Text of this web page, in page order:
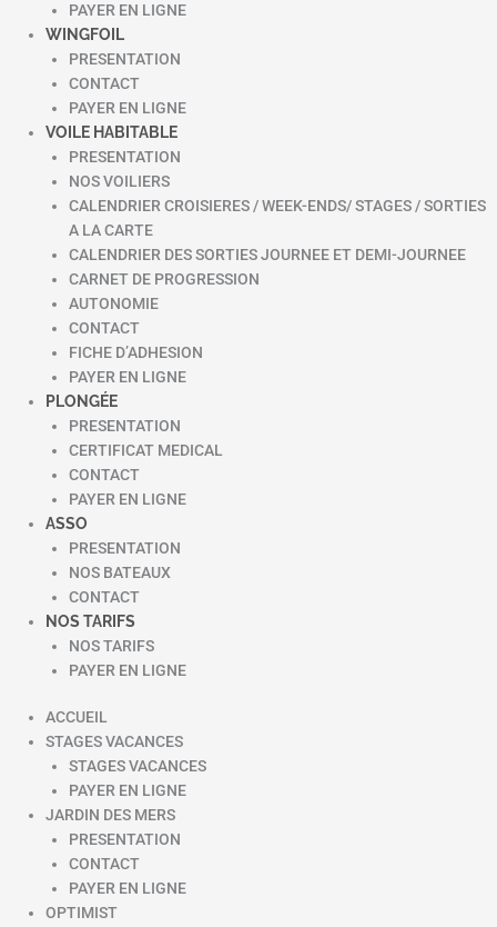
PAYER EN LIGNE
WINGFOIL
PRESENTATION
CONTACT
PAYER EN LIGNE
VOILE HABITABLE
PRESENTATION
NOS VOILIERS
CALENDRIER CROISIERES / WEEK-ENDS/ STAGES / SORTIES
A LA CARTE
CALENDRIER DES SORTIES JOURNEE ET DEMI-JOURNEE
CARNET DE PROGRESSION
AUTONOMIE
CONTACT
FICHE D’ADHESION
PAYER EN LIGNE
PLONGÉE
PRESENTATION
CERTIFICAT MEDICAL
CONTACT
PAYER EN LIGNE
ASSO
PRESENTATION
NOS BATEAUX
CONTACT
NOS TARIFS
NOS TARIFS
PAYER EN LIGNE
ACCUEIL
STAGES VACANCES
STAGES VACANCES
PAYER EN LIGNE
JARDIN DES MERS
PRESENTATION
CONTACT
PAYER EN LIGNE
OPTIMIST